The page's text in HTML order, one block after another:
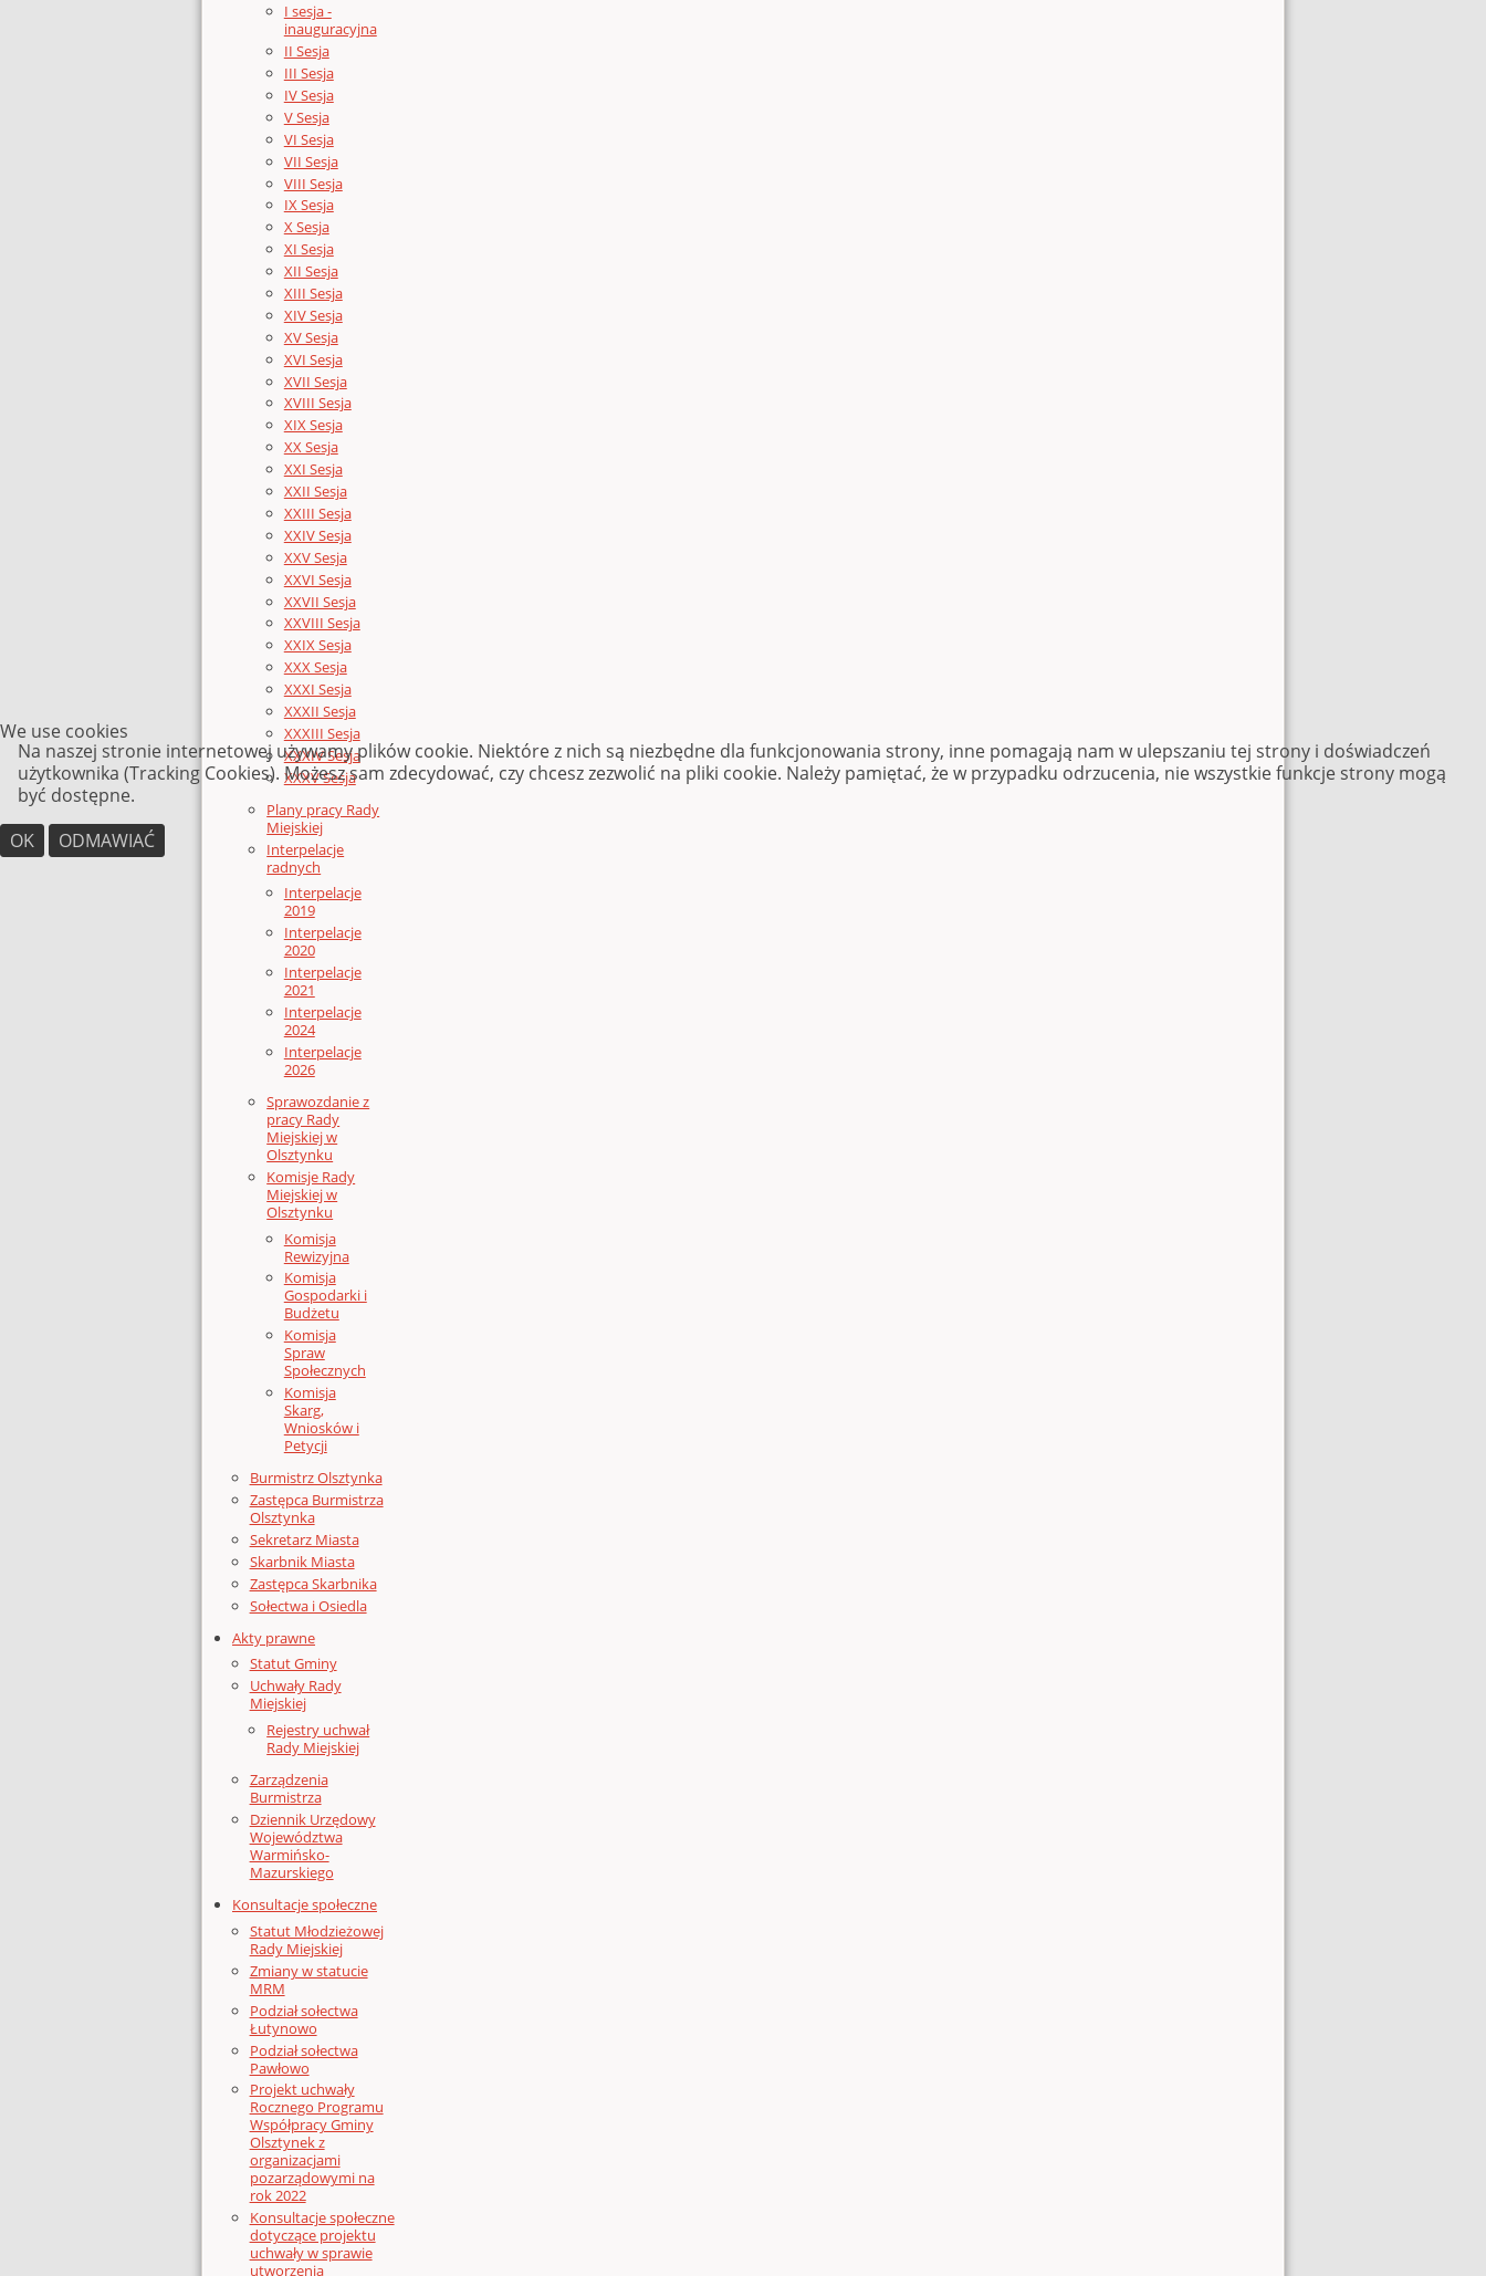
I sesja -
inauguracyjna
II Sesja
III Sesja
IV Sesja
V Sesja
VI Sesja
VII Sesja
VIII Sesja
IX Sesja
X Sesja
XI Sesja
XII Sesja
XIII Sesja
XIV Sesja
XV Sesja
XVI Sesja
XVII Sesja
XVIII Sesja
XIX Sesja
XX Sesja
XXI Sesja
XXII Sesja
XXIII Sesja
XXIV Sesja
XXV Sesja
XXVI Sesja
XXVII Sesja
XXVIII Sesja
XXIX Sesja
XXX Sesja
XXXI Sesja
XXXII Sesja
XXXIII Sesja
XXXIV Sesja
XXXV Sesja
Plany pracy Rady
Miejskiej
Interpelacje
radnych
Interpelacje
2019
Interpelacje
2020
Interpelacje
2021
Interpelacje
2024
Interpelacje
2026
Sprawozdanie z
pracy Rady
Miejskiej w
Olsztynku
Komisje Rady
Miejskiej w
Olsztynku
Komisja
Rewizyjna
Komisja
Gospodarki i
Budżetu
Komisja
Spraw
Społecznych
Komisja
Skarg,
Wniosków i
Petycji
Burmistrz Olsztynka
Zastępca Burmistrza
Olsztynka
Sekretarz Miasta
Skarbnik Miasta
Zastępca Skarbnika
Sołectwa i Osiedla
Akty prawne
Statut Gminy
Uchwały Rady
Miejskiej
Rejestry uchwał
Rady Miejskiej
Zarządzenia
Burmistrza
Dziennik Urzędowy
Województwa
Warmińsko-
Mazurskiego
Konsultacje społeczne
Statut Młodzieżowej
Rady Miejskiej
Zmiany w statucie
MRM
Podział sołectwa
Łutynowo
Podział sołectwa
Pawłowo
Projekt uchwały
Rocznego Programu
Współpracy Gminy
Olsztynek z
organizacjami
pozarządowymi na
rok 2022
Konsultacje społeczne
dotyczące projektu
uchwały w sprawie
utworzenia
We use cookies
Na naszej stronie internetowej używamy plików cookie. Niektóre z nich są niezbędne dla funkcjonowania strony, inne pomagają nam w ulepszaniu tej strony i doświadczeń
użytkownika (Tracking Cookies). Możesz sam zdecydować, czy chcesz zezwolić na pliki cookie. Należy pamiętać, że w przypadku odrzucenia, nie wszystkie funkcje strony mogą
być dostępne.
OK
ODMAWIAĆ